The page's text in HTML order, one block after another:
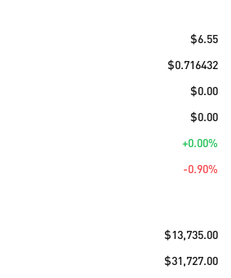
$6.55
$0.716432
$0.00
$0.00
+0.00%
-0.90%
$13,735.00
$31,727.00